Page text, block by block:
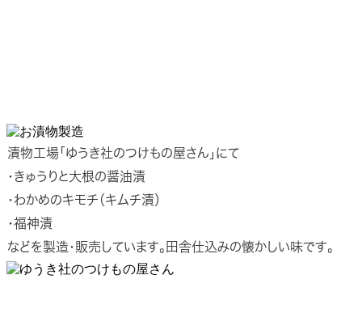
漬物工場「ゆうき社のつけもの屋さん」にて
・きゅうりと大根の醤油漬
・わかめのキモチ（キムチ漬）
・福神漬
などを製造・販売しています。田舎仕込みの懐かしい味です。